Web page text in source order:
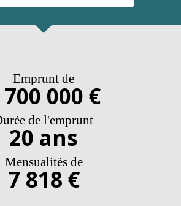
Emprunt de
000 €
de l'emprunt
20 ans
Mensualités de
7 818 €